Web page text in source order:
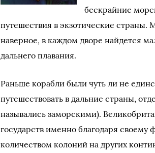
бескрайние
путешествия в экзотические страны.
наверное, в каждом дворе найдется
дальнего плавания.
Раньше корабли были чуть ли не
путешествовать в дальние страны,
назывались заморскими).
государств именно благодаря своему
количеством колоний на других